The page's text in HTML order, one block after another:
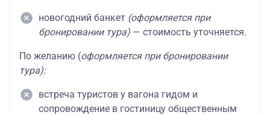
новогодний банкет (оформляется при
бронировании тура) — стоимость уточняется.
По желанию (оформляется при бронировании
тура):
встреча туристов у вагона гидом и
сопровождение в гостиницу общественным